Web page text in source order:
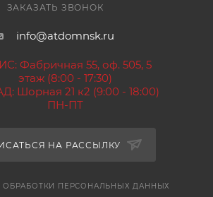
ЗАКАЗАТЬ ЗВОНОК
info@atdomnsk.ru
Фабричная 55, оф. 505, 5
этаж (8:00 - 17:30)
Шорная 21 к2 (9:00 - 18:00)
ПН-ПТ
НА РАССЫЛКУ
ОБРАБОТКИ ПЕРСОНАЛЬНЫХ ДАННЫХ